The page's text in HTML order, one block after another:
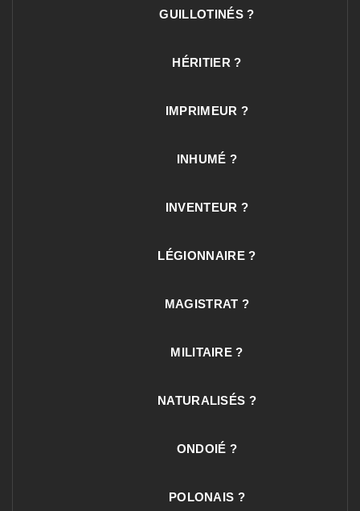
GUILLOTINÉS ?
HÉRITIER ?
IMPRIMEUR ?
INHUMÉ ?
INVENTEUR ?
LÉGIONNAIRE ?
MAGISTRAT ?
MILITAIRE ?
NATURALISÉS ?
ONDOIÉ ?
POLONAIS ?